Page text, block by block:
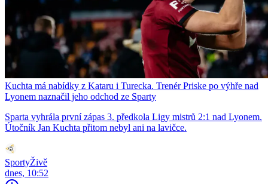
Kuchta má nabídky z Kataru i Turecka. Trenér Priske po výhře nad
Lyonem naznačil jeho odchod ze Sparty
Sparta vyhrála první zápas 3. předkola Ligy mistrů 2:1 nad Lyonem.
Útočník Jan Kuchta přitom nebyl ani na lavičce.
SportyŽivě
dnes, 10:52